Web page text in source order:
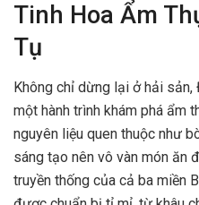
Tinh Hoa Ẩm
Tụ
Không chỉ dừng lại ở hải
một hành trình khám phá ẩm
nguyên liệu quen thuộc như
sáng tạo nên vô vàn món ăn
truyền thống của cả ba miền